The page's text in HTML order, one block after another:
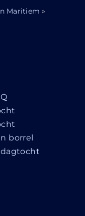
Maritiem »
borrel